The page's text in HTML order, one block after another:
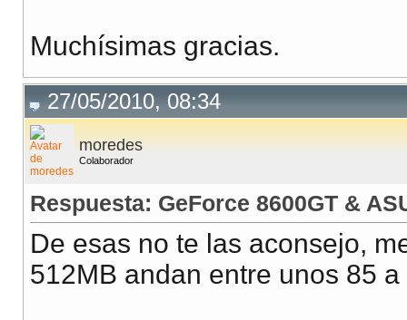
Muchísimas gracias.
27/05/2010, 08:34
moredes
Colaborador
Respuesta: GeForce 8600GT &
De esas no te las aconsejo,
512MB andan entre unos 85